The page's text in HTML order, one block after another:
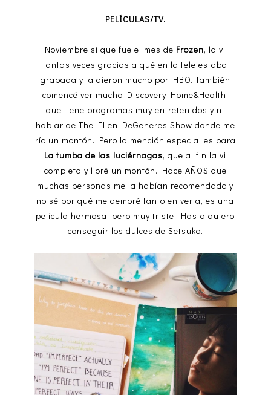
PELÍCULAS/TV.
Noviembre si que fue el mes de Frozen, la vi
tantas veces gracias a qué en la tele estaba
grabada y la dieron mucho por HBO. También
comencé ver mucho Discovery Home&Health,
que tiene programas muy entretenidos y ni
hablar de The Ellen DeGeneres Show donde me
río un montón. Pero la mención especial es para
La tumba de las luciérnagas, que al fin la vi
completa y lloré un montón. Hace AÑOS que
muchas personas me la habían recomendado y
no sé por qué me demoré tanto en verla, es una
película hermosa, pero muy triste. Hasta quiero
conseguir los dulces de Setsuko.